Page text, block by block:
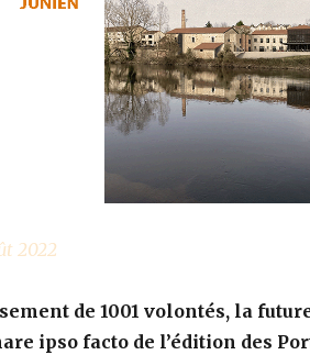
2022
de 1001 volontés, la
ipso facto de l’édition des